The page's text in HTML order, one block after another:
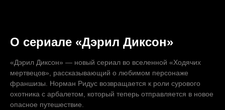
О сериале «Дэрил Диксон»
«Дэрил Диксон» — новый сериал во вселенной «Ходячих
мертвецов», рассказывающий о любимом персонаже
франшизы. Норман Ридус возвращается к роли сурового
охотника с арбалетом, который теперь отправляется в новое
опасное путешествие.